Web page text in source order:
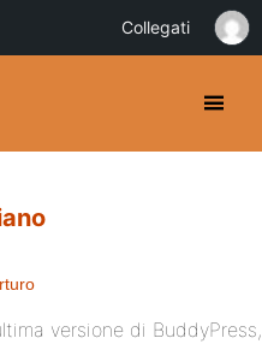
versione di BuddyPress,
Collegati